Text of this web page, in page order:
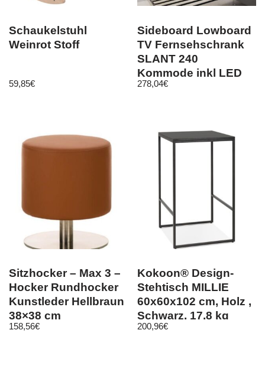
Schaukelstuhl
Weinrot Stoff
59,85€
Sideboard Lowboard
TV Fernsehschrank
SLANT 240
Kommode inkl LED
Highboard
278,04€
Sitzhocker – Max 3 –
Hocker Rundhocker
Kunstleder Hellbraun
38×38 cm
158,56€
Kokoon® Design-
Stehtisch MILLIE
60x60x102 cm, Holz ,
Schwarz, 17,8 kg
200,96€